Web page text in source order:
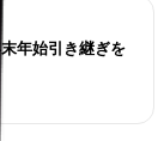
年始引き継ぎを